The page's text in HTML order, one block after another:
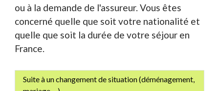
ou à la demande de l'assureur. Vous êtes
concerné quelle que soit votre nationalité et
quelle que soit la durée de votre séjour en
France.
Suite à un changement de situation (déménagement,